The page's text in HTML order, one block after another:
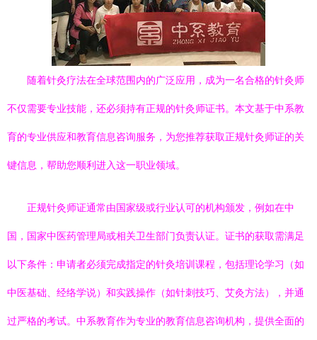
随着针灸疗法在全球范围内的广泛应用，成为一名合格的针灸师
不仅需要专业技能，还必须持有正规的针灸师证书。本文基于中系教
育的专业供应和教育信息咨询服务，为您推荐获取正规针灸师证的关
键信息，帮助您顺利进入这一职业领域。
正规针灸师证通常由国家级或行业认可的机构颁发，例如在中
国，国家中医药管理局或相关卫生部门负责认证。证书的获取需满足
以下条件：申请者必须完成指定的针灸培训课程，包括理论学习（如
中医基础、经络学说）和实践操作（如针刺技巧、艾灸方法），并通
过严格的考试。中系教育作为专业的教育信息咨询机构，提供全面的